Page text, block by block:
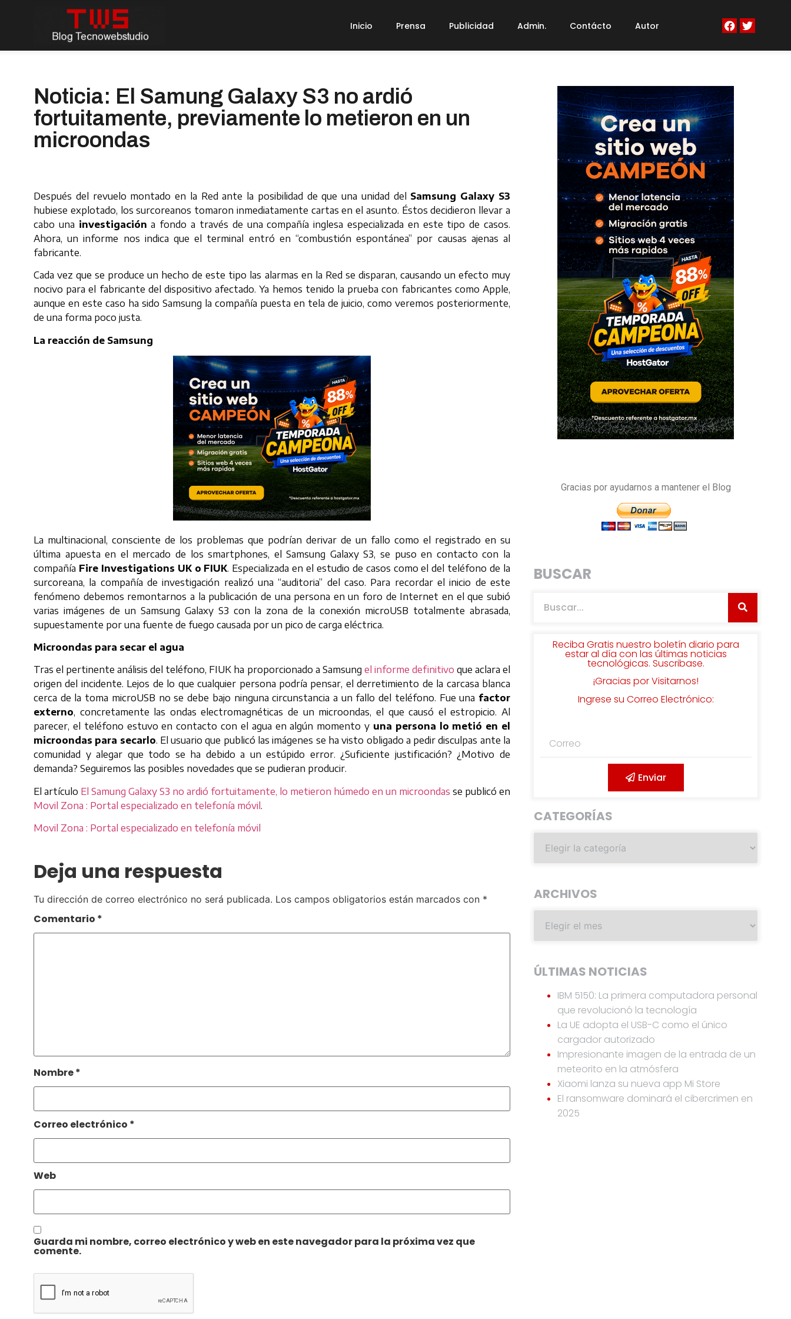
Inicio Prensa Publicidad Admin. Contácto Autor
Noticia: El Samung Galaxy S3 no ardió
fortuitamente, previamente lo metieron en un
microondas
Después del revuelo montado en la Red ante la posibilidad de que una unidad del Samsung Galaxy S3
hubiese explotado, los surcoreanos tomaron inmediatamente cartas en el asunto. Éstos decidieron llevar a
cabo una investigación a fondo a través de una compañía inglesa especializada en este tipo de casos.
Ahora, un informe nos indica que el terminal entró en “combustión espontánea” por causas ajenas al
fabricante.
Cada vez que se produce un hecho de este tipo las alarmas en la Red se disparan, causando un efecto muy
nocivo para el fabricante del dispositivo afectado. Ya hemos tenido la prueba con fabricantes como Apple,
aunque en este caso ha sido Samsung la compañía puesta en tela de juicio, como veremos posteriormente,
de una forma poco justa.
La reacción de Samsung
La multinacional, consciente de los problemas que podrían derivar de un fallo como el registrado en su
última apuesta en el mercado de los smartphones, el Samsung Galaxy S3, se puso en contacto con la
compañía Fire Investigations UK o FIUK. Especializada en el estudio de casos como el del teléfono de la
surcoreana, la compañía de investigación realizó una “auditoria” del caso. Para recordar el inicio de este
fenómeno debemos remontarnos a la publicación de una persona en un foro de Internet en el que subió
varias imágenes de un Samsung Galaxy S3 con la zona de la conexión microUSB totalmente abrasada,
supuestamente por una fuente de fuego causada por un pico de carga eléctrica.
Microondas para secar el agua
Tras el pertinente análisis del teléfono, FIUK ha proporcionado a Samsung el informe definitivo que aclara el
origen del incidente. Lejos de lo que cualquier persona podría pensar, el derretimiento de la carcasa blanca
cerca de la toma microUSB no se debe bajo ninguna circunstancia a un fallo del teléfono. Fue una factor
externo, concretamente las ondas electromagnéticas de un microondas, el que causó el estropicio. Al
parecer, el teléfono estuvo en contacto con el agua en algún momento y una persona lo metió en el
microondas para secarlo. El usuario que publicó las imágenes se ha visto obligado a pedir disculpas ante la
comunidad y alegar que todo se ha debido a un estúpido error. ¿Suficiente justificación? ¿Motivo de
demanda? Seguiremos las posibles novedades que se pudieran producir.
El artículo El Samung Galaxy S3 no ardió fortuitamente, lo metieron húmedo en un microondas se publicó en
Movil Zona : Portal especializado en telefonía móvil.
Movil Zona : Portal especializado en telefonía móvil
Deja una respuesta
Tu dirección de correo electrónico no será publicada. Los campos obligatorios están marcados con *
Comentario *
Nombre*
Correo electrónico *
Web
Guarda mi nombre, correo electrónico y web en este navegador para la próxima vez que
comente.
Gracias por ayudarnos a mantener el Blog
BUSCAR
Reciba Gratis nuestro boletín diario para
estar al día con las últimas noticias
tecnológicas. Suscribase.
¡Gracias por Visitarnos!
Ingrese su Correo Electrónico:
Enviar
CATEGORÍAS
ARCHIVOS
ÚLTIMAS NOTICIAS
IBM 5150: La primera computadora personal
que revolucionó la tecnología
La UE adopta el USB-C como el único
cargador autorizado
Impresionante imagen de la entrada de un
meteorito en la atmósfera
Xiaomi lanza su nueva app Mi Store
El ransomware dominará el cibercrimen en
2025